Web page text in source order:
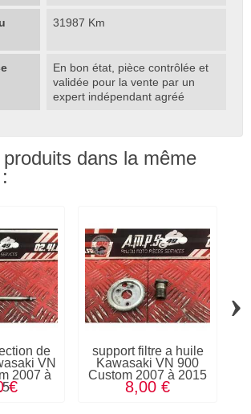
31987 Km
En bon état, pièce contrôlée et
validée pour la vente par un
expert indépendant agréé
dans la même
de
VN
2007 à
€
support filtre a huile
Kawasaki VN 900
Custom 2007 à 2015
8,00 €
›